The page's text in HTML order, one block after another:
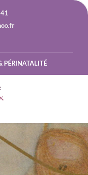
PÉRINATALITÉ